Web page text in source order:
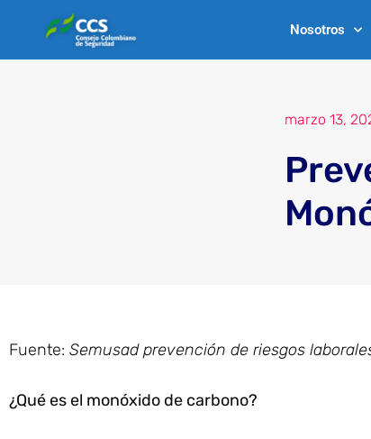
Nosotros
marzo 13,
Fuente: Semusad prevención de riesgos
¿Qué es el monóxido de carbono?